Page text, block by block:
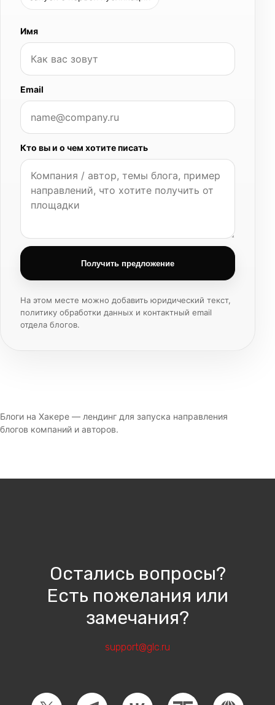
Имя
Email
Кто вы и о чем хотите писать
Получить предложение
На этом месте можно добавить юридический текст,
политику обработки данных и контактный email
отдела блогов.
Блоги на Хакере — лендинг для запуска направления
блогов компаний и авторов.
Остались вопросы?
Есть пожелания или
замечания?
support@glc.ru